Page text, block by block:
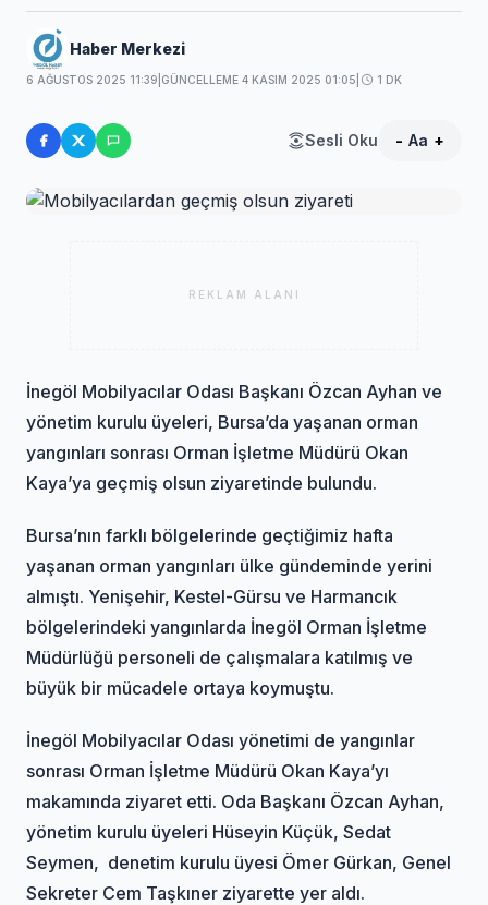
Haber Merkezi
6 AĞUSTOS 2025 11:39 GÜNCELLEME 4 KASIM 2025 01:05 1 DK
Sesli Oku - Aa +
REKLAM ALANI
İnegöl Mobilyacılar Odası Başkanı Özcan Ayhan ve
yönetim kurulu üyeleri, Bursa’da yaşanan orman
yangınları sonrası Orman İşletme Müdürü Okan
Kaya’ya geçmiş olsun ziyaretinde bulundu.
Bursa’nın farklı bölgelerinde geçtiğimiz hafta
yaşanan orman yangınları ülke gündeminde yerini
almıştı. Yenişehir, Kestel-Gürsu ve Harmancık
bölgelerindeki yangınlarda İnegöl Orman İşletme
Müdürlüğü personeli de çalışmalara katılmış ve
büyük bir mücadele ortaya koymuştu.
İnegöl Mobilyacılar Odası yönetimi de yangınlar
sonrası Orman İşletme Müdürü Okan Kaya’yı
makamında ziyaret etti. Oda Başkanı Özcan Ayhan,
yönetim kurulu üyeleri Hüseyin Küçük, Sedat
Seymen, denetim kurulu üyesi Ömer Gürkan, Genel
Sekreter Cem Taşkıner ziyarette yer aldı.